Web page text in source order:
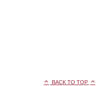
BACK TO TOP